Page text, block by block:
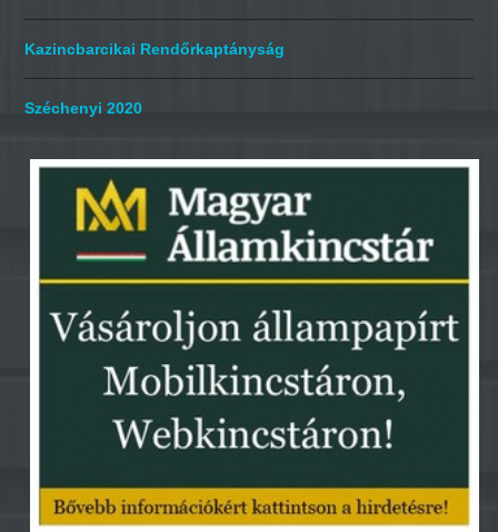
Kazincbarcikai Rendőrkaptányság
Széchenyi 2020